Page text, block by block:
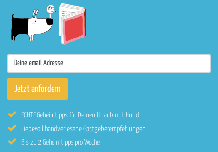
ECHTE Geheimtipps für Deinen Urlaub mit Hund
Liebevoll handverlesene Gastgeberempfehlungen
Bis zu 2 Geheimtipps pro Woche